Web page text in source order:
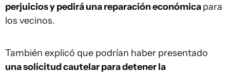
perjuicios y pedirá una reparación económicapara
los vecinos.
También explicó que podrían haber presentado
una solicitud cautelar para detener la